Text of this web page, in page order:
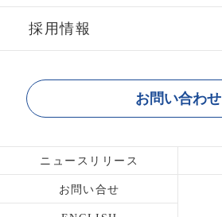
採用情報
お問い合わせ
ニュースリリース
お問い合せ